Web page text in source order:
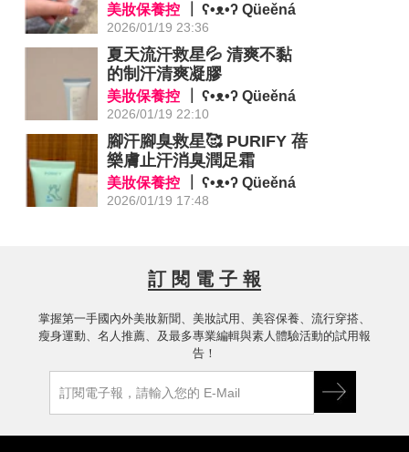
美妝保養控 ʕ•ᴥ•ʔ Qüeěná
2026/01/19 23:36
夏天流汗救星💦 清爽不黏
的制汗清爽凝膠
美妝保養控 ʕ•ᴥ•ʔ Qüeěná
2026/01/19 22:10
腳汗腳臭救星🥰 PURIFY 蓓
樂膚止汗消臭潤足霜
美妝保養控 ʕ•ᴥ•ʔ Qüeěná
2026/01/19 17:48
訂 閱 電 子 報
掌握第一手國內外美妝新聞、美妝試用、美容保養、流行穿搭、
瘦身運動、名人推薦、及最多專業編輯與素人體驗活動的試用報
告！